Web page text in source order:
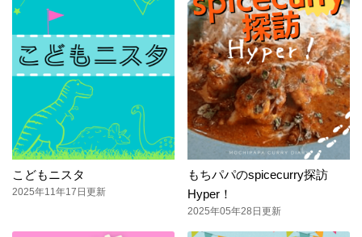
こどもニスタ
2025年11年17日更新
もちパパのspicecurry探訪
Hyper！
2025年05年28日更新